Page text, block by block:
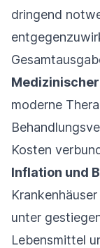
dringend
moderne
Kosten
Inflation und
unter
Lebensmittel